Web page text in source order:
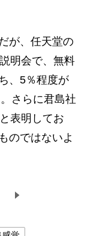
が、任天堂の
明会で、無料
、5％程度が
さらに君島社
表明してお
のではないよ